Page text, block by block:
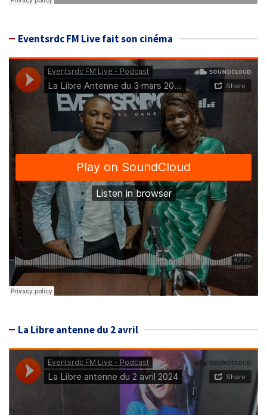
Eventsrdc FM Live fait son cinéma
La Libre antenne du 2 avril